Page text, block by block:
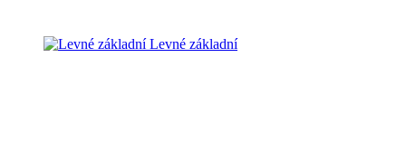
Levné základní